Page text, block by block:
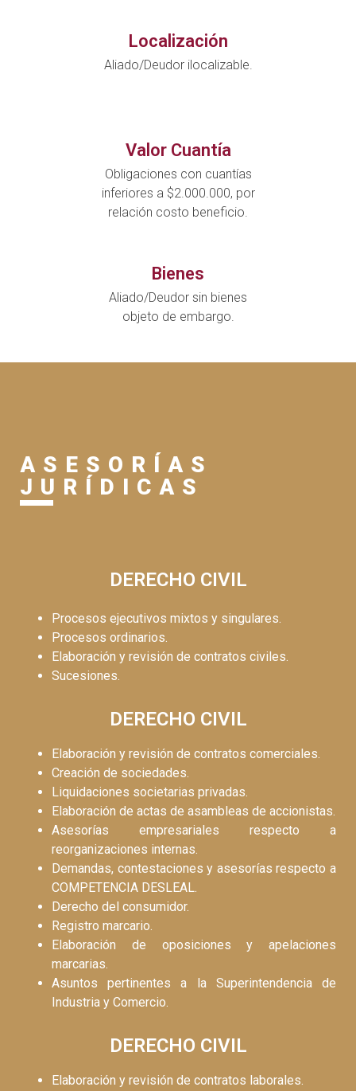
Localización
Aliado/Deudor ilocalizable.
Valor Cuantía
Obligaciones con cuantías
inferiores a $2.000.000, por
relación costo beneficio.
Bienes
Aliado/Deudor sin bienes
objeto de embargo.
ASESORÍAS
JURÍDICAS
DERECHO CIVIL
Procesos ejecutivos mixtos y singulares.
Procesos ordinarios.
Elaboración y revisión de contratos civiles.
Sucesiones.
DERECHO CIVIL
Elaboración y revisión de contratos comerciales.
Creación de sociedades.
Liquidaciones societarias privadas.
Elaboración de actas de asambleas de accionistas.
Asesorías empresariales respecto a
reorganizaciones internas.
Demandas, contestaciones y asesorías respecto a
COMPETENCIA DESLEAL.
Derecho del consumidor.
Registro marcario.
Elaboración de oposiciones y apelaciones
marcarias.
Asuntos pertinentes a la Superintendencia de
Industria y Comercio.
DERECHO CIVIL
Elaboración y revisión de contratos laborales.